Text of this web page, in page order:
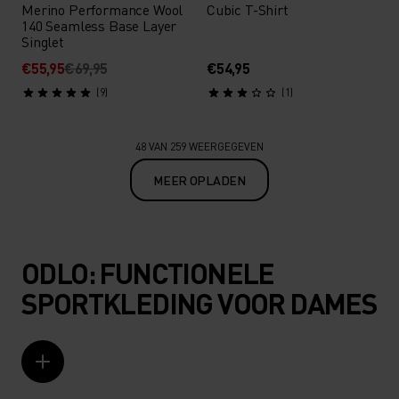
Merino Performance Wool
140 Seamless Base Layer
Singlet
€55,95€69,95
(9)
Cubic T-Shirt
€54,95
(1)
48 VAN 259 WEERGEGEVEN
MEER OPLADEN
ODLO: FUNCTIONELE
SPORTKLEDING VOOR DAMES